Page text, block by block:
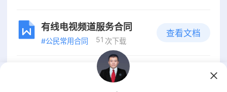
的定义《
有线电视频道服务合同
#公民常用合同 51 次下载
查看文档